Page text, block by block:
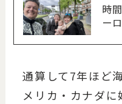
時
ー
通算して7年ほど
メリカ・カナダ